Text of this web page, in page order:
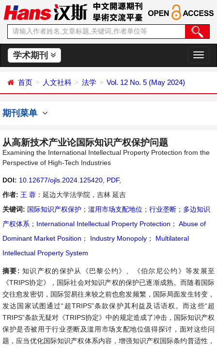
学术期刊
切
换
首页 人文社科 法学 Vol. 12 No. 5 (May 2024)
期刊菜单
从高新技术产业论国际知识产权保护问题
Examining the International Intellectual Property Protection from the
Perspective of High-Tech Industries
DOI: 10.12677/ojls.2024.125420 PDF,
作者: 王 蓉 ：延边大学法学院，吉林 延吉
关键词: 国际知识产权保护 ； 滥用市场支配地位 ； 行业垄断 ； 多边知识
产权体系 ； International Intellectual Property Protection ； Abuse of
Dominant Market Position ； Industry Monopoly ；
Multilateral
Intellectual Property System
摘要: 知识产权的保护从《巴黎公约》、《伯尔尼公约》等发展至
《TRIPS协定》，国际社会对知识产权的保护已逐渐成熟。而随着国际
交往愈发密切，国际贸易往来较之前也愈发频繁，国际局面发生转变，
发达国家试图通过“超TRIPS”条款保护其利益及话语权。而这些“超
TRIPS”条款无疑对《TRIPS协定》中的规定造成了冲击，国际知识产权
保护是否被用于行业垄断及滥用市场支配地位值得探讨，面对这些问
题，应当优化国际知识产权体系内容，增强知识产权国际条约普适性，